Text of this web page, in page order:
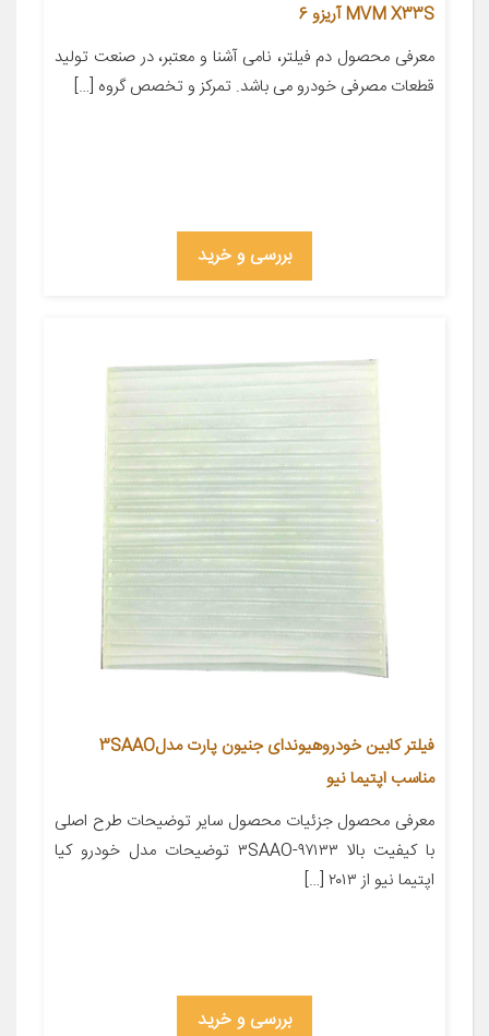
MVM X33S آریزو 6
معرفی محصول دم فیلتر، نامی آشنا و معتبر، در صنعت تولید
قطعات مصرفی خودرو می باشد. تمرکز و تخصص گروه […]
بررسی و خرید
فیلتر کابین خودروهیوندای جنیون پارت مدل3SAAO
مناسب اپتیما نیو
معرفی محصول جزئیات محصول سایر توضیحات طرح اصلی
با کیفیت بالا ۹۷۱۳۳-۳SAAO توضیحات مدل خودرو کیا
اپتیما نیو از ۲۰۱۳ […]
بررسی و خرید